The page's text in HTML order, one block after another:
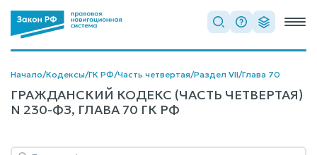
Начало/Кодексы/ГК РФ/Часть четвертая/Раздел VII/Глава 70
ГРАЖДАНСКИЙ КОДЕКС (ЧАСТЬ ЧЕТВЕРТАЯ)
N 230-ФЗ, ГЛАВА 70 ГК РФ